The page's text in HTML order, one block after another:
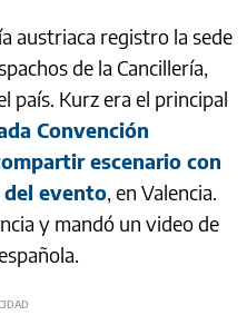
austriaca registro la sede
de la Cancillería,
país. Kurz era el principal
Convención
escenario con
del evento, en Valencia.
y mandó un video de